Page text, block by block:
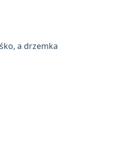
a drzemka